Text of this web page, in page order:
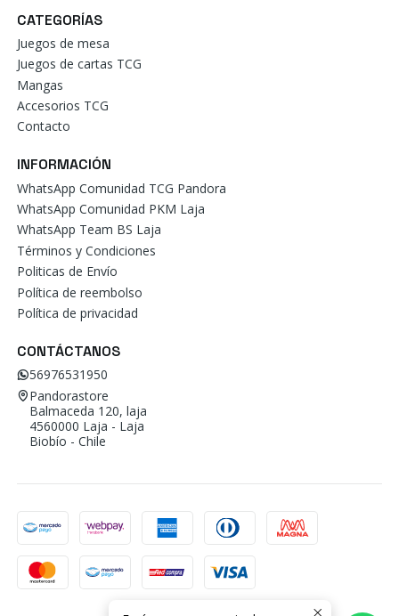
CATEGORÍAS
Juegos de mesa
Juegos de cartas TCG
Mangas
Accesorios TCG
Contacto
INFORMACIÓN
WhatsApp Comunidad TCG Pandora
WhatsApp Comunidad PKM Laja
WhatsApp Team BS Laja
Términos y Condiciones
Politicas de Envío
Política de reembolso
Política de privacidad
CONTÁCTANOS
56976531950
Pandorastore
Balmaceda 120, laja
4560000 Laja - Laja
Biobío - Chile